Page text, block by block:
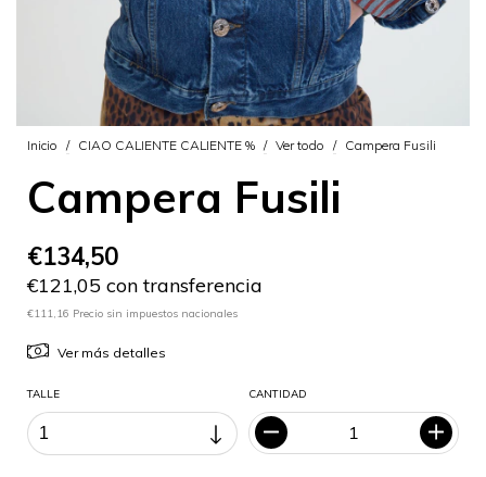
Inicio / CIAO CALIENTE CALIENTE % / Ver todo / Campera Fusili
Campera Fusili
€134,50
€121,05 con transferencia
€111,16 Precio sin impuestos nacionales
Ver más detalles
TALLE CANTIDAD